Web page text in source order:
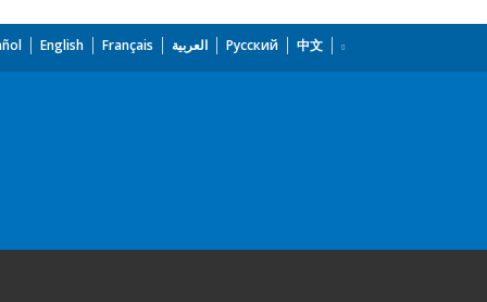
English Français العربية Русский 中文